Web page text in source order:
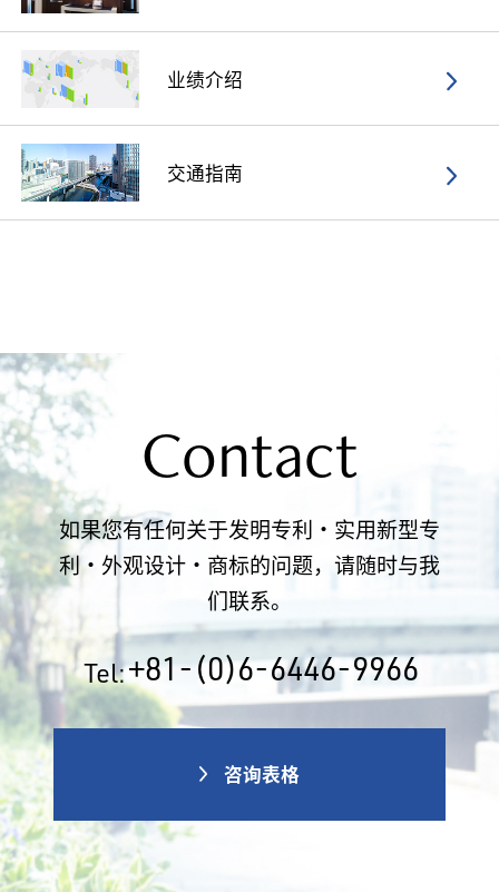
业绩介绍
交通指南
Contact
如果您有任何关于发明专利・实用新型专
利・外观设计・商标的问题，请随时与我
们联系。
Tel:+81-(0)6-6446-9966
咨询表格